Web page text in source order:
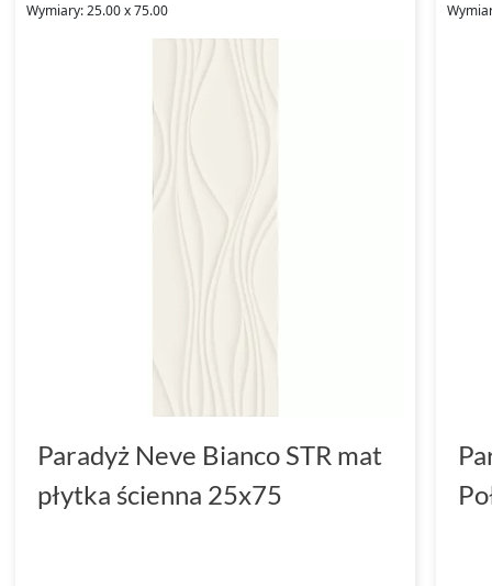
Wymiary: 25.00 x 75.00
Paradyż Neve Bianco STR mat
płytka ścienna 25x75